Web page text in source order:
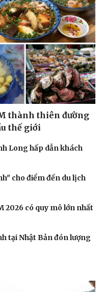
chuyện thời sự
truyện đêm khuya
sổ tình yêu
chuyện cho bé
giống tâm hồn
thành thiên đường
thế giới
Long hấp dẫn khách
cho điểm đến du lịch
2026 có quy mô lớn nhất
tại Nhật Bản đón lượng